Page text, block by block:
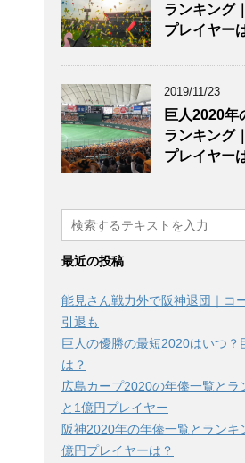
ランキング
プレイヤー
2019/11/23
巨人2020年
ランキング
プレイヤー
最近の投稿
能見さん戦力外で阪神退団｜コ
引退も
巨人の優勝の最短2020はいつ？
は？
広島カープ2020の年俸一覧とラ
と1億円プレイヤー
阪神2020年の年俸一覧とランキ
億円プレイヤーは？